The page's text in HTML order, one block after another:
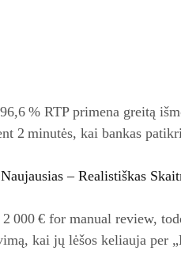
% RTP primena greitą
2 minutės, kai bankas
– Realistiškas
000 € for manual review,
kai jų lėšos keliauja per